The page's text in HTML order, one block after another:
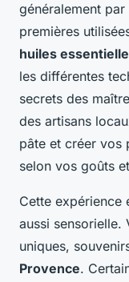
généralement
premières
huiles
les différentes
secrets des
des artisans
pâte et créer vos
selon vos goûts
Cette expérience
aussi sensorielle.
uniques,
Provence.